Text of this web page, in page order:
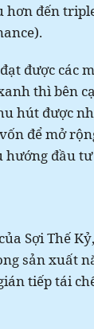
hơn đến
được các
thì bên
hút được
để mở
hướng đầu
Sợi Thế
sản xuất
tiếp tái